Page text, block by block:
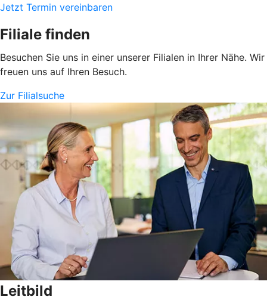
Jetzt Termin vereinbaren
Filiale finden
Besuchen Sie uns in einer unserer Filialen in Ihrer Nähe. Wir
freuen uns auf Ihren Besuch.
Zur Filialsuche
Leitbild